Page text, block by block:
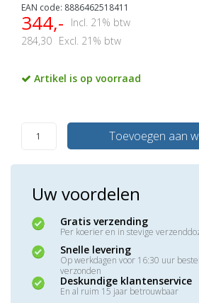
EAN code: 8886462518411
344,-
Incl. 21% btw
284,30 Excl. 21% btw
Artikel is op voorraad
Toevoegen aan
Uw voordelen
Gratis verzending
Per koerier en in stevige
Snelle levering
Op werkdagen voor 16:30 uur
verzonden
Deskundige klantenservice
En al ruim 15 jaar betrouwbaar